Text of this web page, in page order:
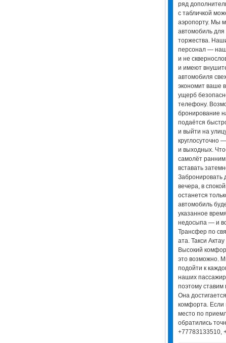
ряд
с табличкой
аэропорту. Мы
автомобиль
торжества.
персонал —
и не
и имеют
автомобиля
экономит ваше
ущерб
телефону.
бронирование
подаётся
и выйти на
круглосуточно
и выходных.
самолёт
вставать
Забронировать
вечера, в
останется
автомобиль
указанное
недосыпа — и
Трансфер по
ата. Такси
Высокий
это возможно.
подойти к
наших
поэтому ставим
Она
комфорта. Если
место по
обратились
+77783133510,